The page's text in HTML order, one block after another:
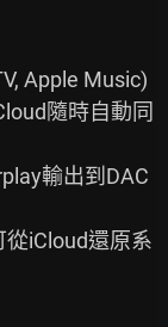
Apple Music)
隨時自動同
輸出到DAC
iCloud還原系